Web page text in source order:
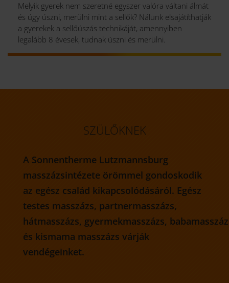
Melyik gyerek nem szeretné egyszer valóra váltani álmát
és úgy úszni, merülni mint a sellők? Nálunk elsajátíthatják
a gyerekek a sellőúszás technikáját, amennyiben
legalább 8 évesek, tudnak úszni és merülni.
SZÜLŐKNEK
A Sonnentherme Lutzmannsburg
masszázsintézete örömmel gondoskodik
az egész család kikapcsolódásáról. Egész
testes masszázs, partnermasszázs,
hátmasszázs, gyermekmasszázs,
és kismama masszázs várják
vendégeinket.